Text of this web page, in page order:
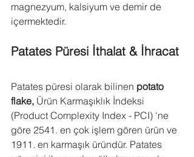
magnezyum, kalsiyum ve demir de
içermektedir.
Patates Püresi İthalat & İhracat
Patates püresi olarak bilinen potato
flake, Ürün Karmaşıklık İndeksi
(Product Complexity Index - PCI) 'ne
göre 2541. en çok işlem gören ürün ve
1911. en karmaşık üründür. Patates